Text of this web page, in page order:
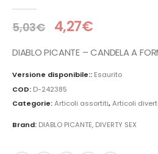
5,03€ 4,27€
DIABLO PICANTE – CANDELA A
Versione disponibile:: Esaurito
COD: D-242385
Categorie:Articoli assortiti,Articoli
Brand: DIABLO PICANTE, DIVERTY SEX